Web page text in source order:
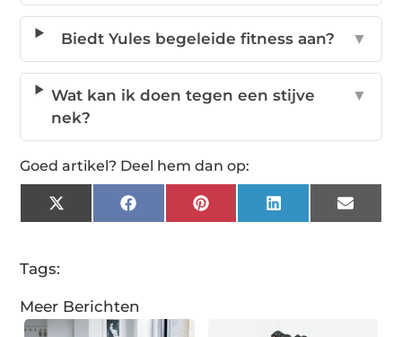
Biedt Yules begeleide fitness aan? ▼
Wat kan ik doen tegen een stijve
nek?
▼
Goed artikel? Deel hem dan op:
X
(Twitter)
FacebookPinterestLinkedInEmail
Tags:
Meer Berichten